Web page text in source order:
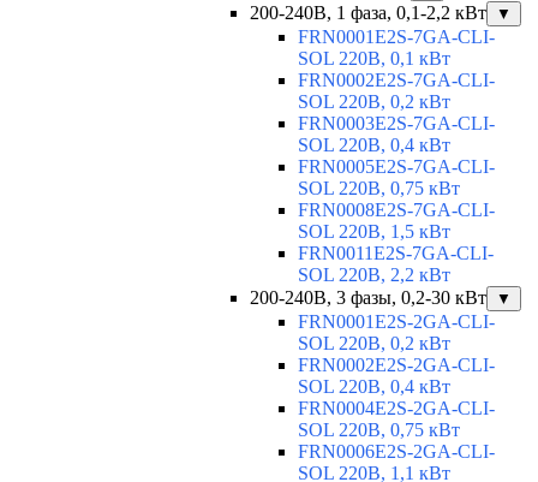
200-240В, 1 фаза, 0,1-2,2 кВт ▼
FRN0001E2S-7GA-CLI-
SOL 220В, 0,1 кВт
FRN0002E2S-7GA-CLI-
SOL 220В, 0,2 кВт
FRN0003E2S-7GA-CLI-
SOL 220В, 0,4 кВт
FRN0005E2S-7GA-CLI-
SOL 220В, 0,75 кВт
FRN0008E2S-7GA-CLI-
SOL 220В, 1,5 кВт
FRN0011E2S-7GA-CLI-
SOL 220В, 2,2 кВт
200-240В, 3 фазы, 0,2-30 кВт
▼
FRN0001E2S-2GA-CLI-
SOL 220В, 0,2 кВт
FRN0002E2S-2GA-CLI-
SOL 220В, 0,4 кВт
FRN0004E2S-2GA-CLI-
SOL 220В, 0,75 кВт
FRN0006E2S-2GA-CLI-
SOL 220В, 1,1 кВт